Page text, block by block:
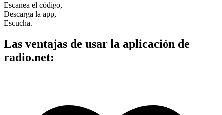
Escanea el código,
Descarga la app,
Escucha.
Las ventajas de usar la aplicación de
radio.net: